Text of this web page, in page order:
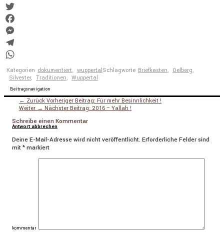
Link
Email
Twitter
Facebook
Messenger
Telegram
WhatsApp
Kategorien dokumentiert, wuppertalSchlagworte Briefkasten, Oelberg,
Silvester, Traditionen, Wuppertal
Beitragsnavigation
← Zurück Vorheriger Beitrag: Für mehr Besinnlichkeit !
Weiter → Nächster Beitrag: 2016 – Yallah !
Schreibe einen Kommentar
Antwort abbrechen
Deine E-Mail-Adresse wird nicht veröffentlicht. Erforderliche Felder sind
mit*markiert
kommentar